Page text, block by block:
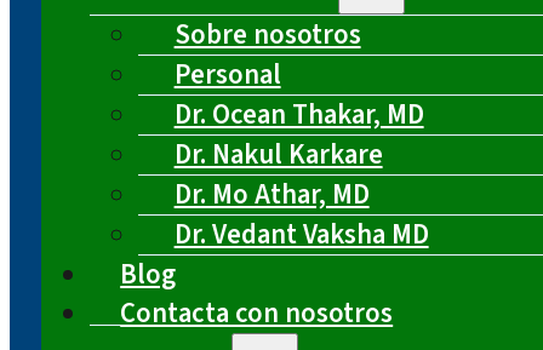
Sobre nosotros
Personal
Dr. Ocean Thakar, MD
Dr. Nakul Karkare
Dr. Mo Athar, MD
Dr. Vedant Vaksha MD
Blog
Contacta con nosotros